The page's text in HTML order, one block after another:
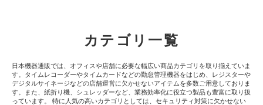
カテゴリ一覧
日本機器通販では、オフィスや店舗に必要な幅広い商品カテゴリを取り揃えていま
す。タイムレコーダーやタイムカードなどの勤怠管理機器をはじめ、レジスターや
デジタルサイネージなどの店舗運営に欠かせないアイテムを多数ご用意しておりま
す。また、紙折り機、シュレッダーなど、業務効率化に役立つ製品も豊富に取り扱
っています。 特に人気の高いカテゴリとしては、セキュリティ対策に欠かせない